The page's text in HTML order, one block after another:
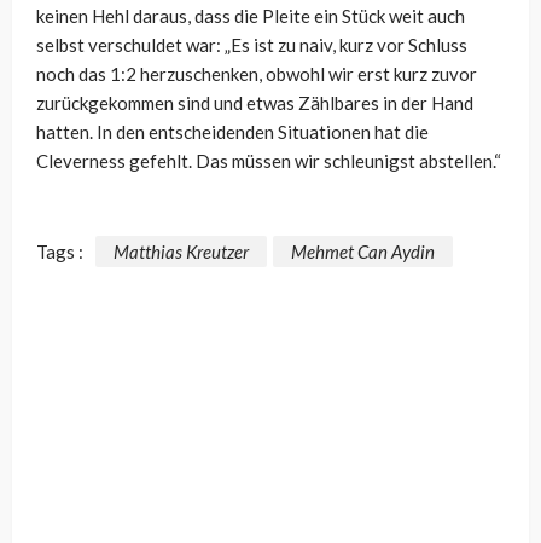
keinen Hehl daraus, dass die Pleite ein Stück weit auch
selbst verschuldet war: „Es ist zu naiv, kurz vor Schluss
noch das 1:2 herzuschenken, obwohl wir erst kurz zuvor
zurückgekommen sind und etwas Zählbares in der Hand
hatten. In den entscheidenden Situationen hat die
Cleverness gefehlt. Das müssen wir schleunigst abstellen.“
Tags : Matthias Kreutzer Mehmet Can Aydin